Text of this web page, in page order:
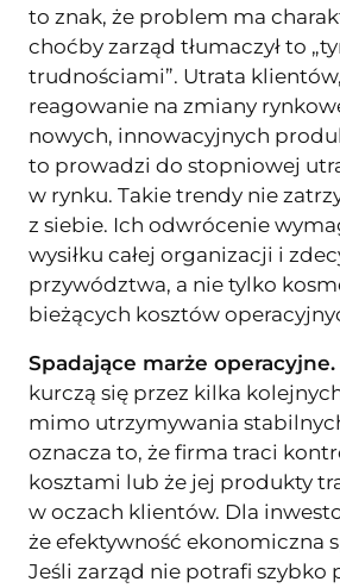
to znak, że problem ma
choćby zarząd tłumaczył to
trudnościami”. Utrata
reagowanie na zmiany
nowych, innowacyjnych
to prowadzi do stopniowej
w rynku. Takie trendy nie
z siebie. Ich odwrócenie
wysiłku całej organizacji i
przywództwa, a nie tylko
bieżących kosztów
Spadające marże operacyjne.
kurczą się przez kilka
mimo utrzymywania
oznacza to, że firma traci
kosztami lub że jej produkty
w oczach klientów. Dla
że efektywność ekonomiczna
Jeśli zarząd nie potrafi szybko